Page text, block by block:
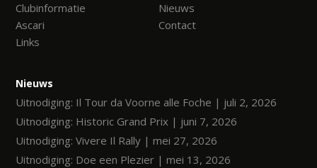
Clubinformatie
Nieuws
Ascari
Contact
Links
Nieuws
Uitnodiging: Il Tour da Voorne alle Foche | juli 2, 2026
Uitnodiging: Historic Grand Prix | juni 7, 2026
Uitnodiging: Vivere Il Rally | mei 27, 2026
Uitnodiging: Doe een Plezier | mei 13, 2026